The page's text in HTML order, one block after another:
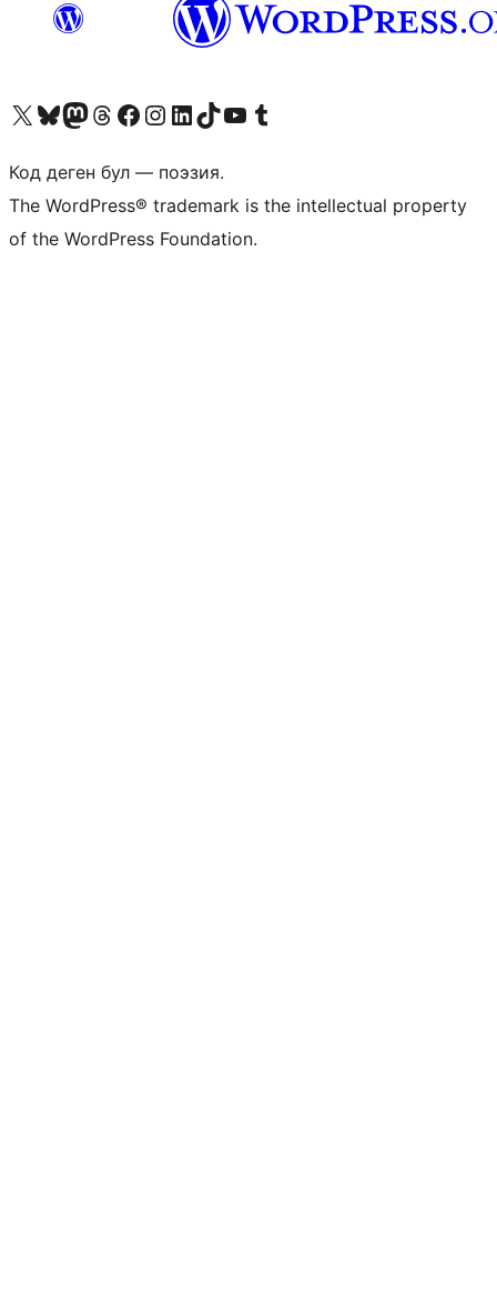
Visit our X (formerly Twitter) account
Visit our Bluesky account
Биздин Mastodon түрмөгүбүзгө баш багыңыз
Visit our Threads account
Биздин Facebook баракчабызга кириңиз
Биздин Instagram баракчабызга баш багыңыз
Биздин LinkedIn баракчабызга баш багыңыз
Visit our TikTok account
Visit our YouTube channel
Visit our Tumblr account
Код деген бул — поэзия.
The WordPress® trademark is the intellectual property
of the WordPress Foundation.